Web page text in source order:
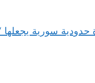
سورية يجعلها